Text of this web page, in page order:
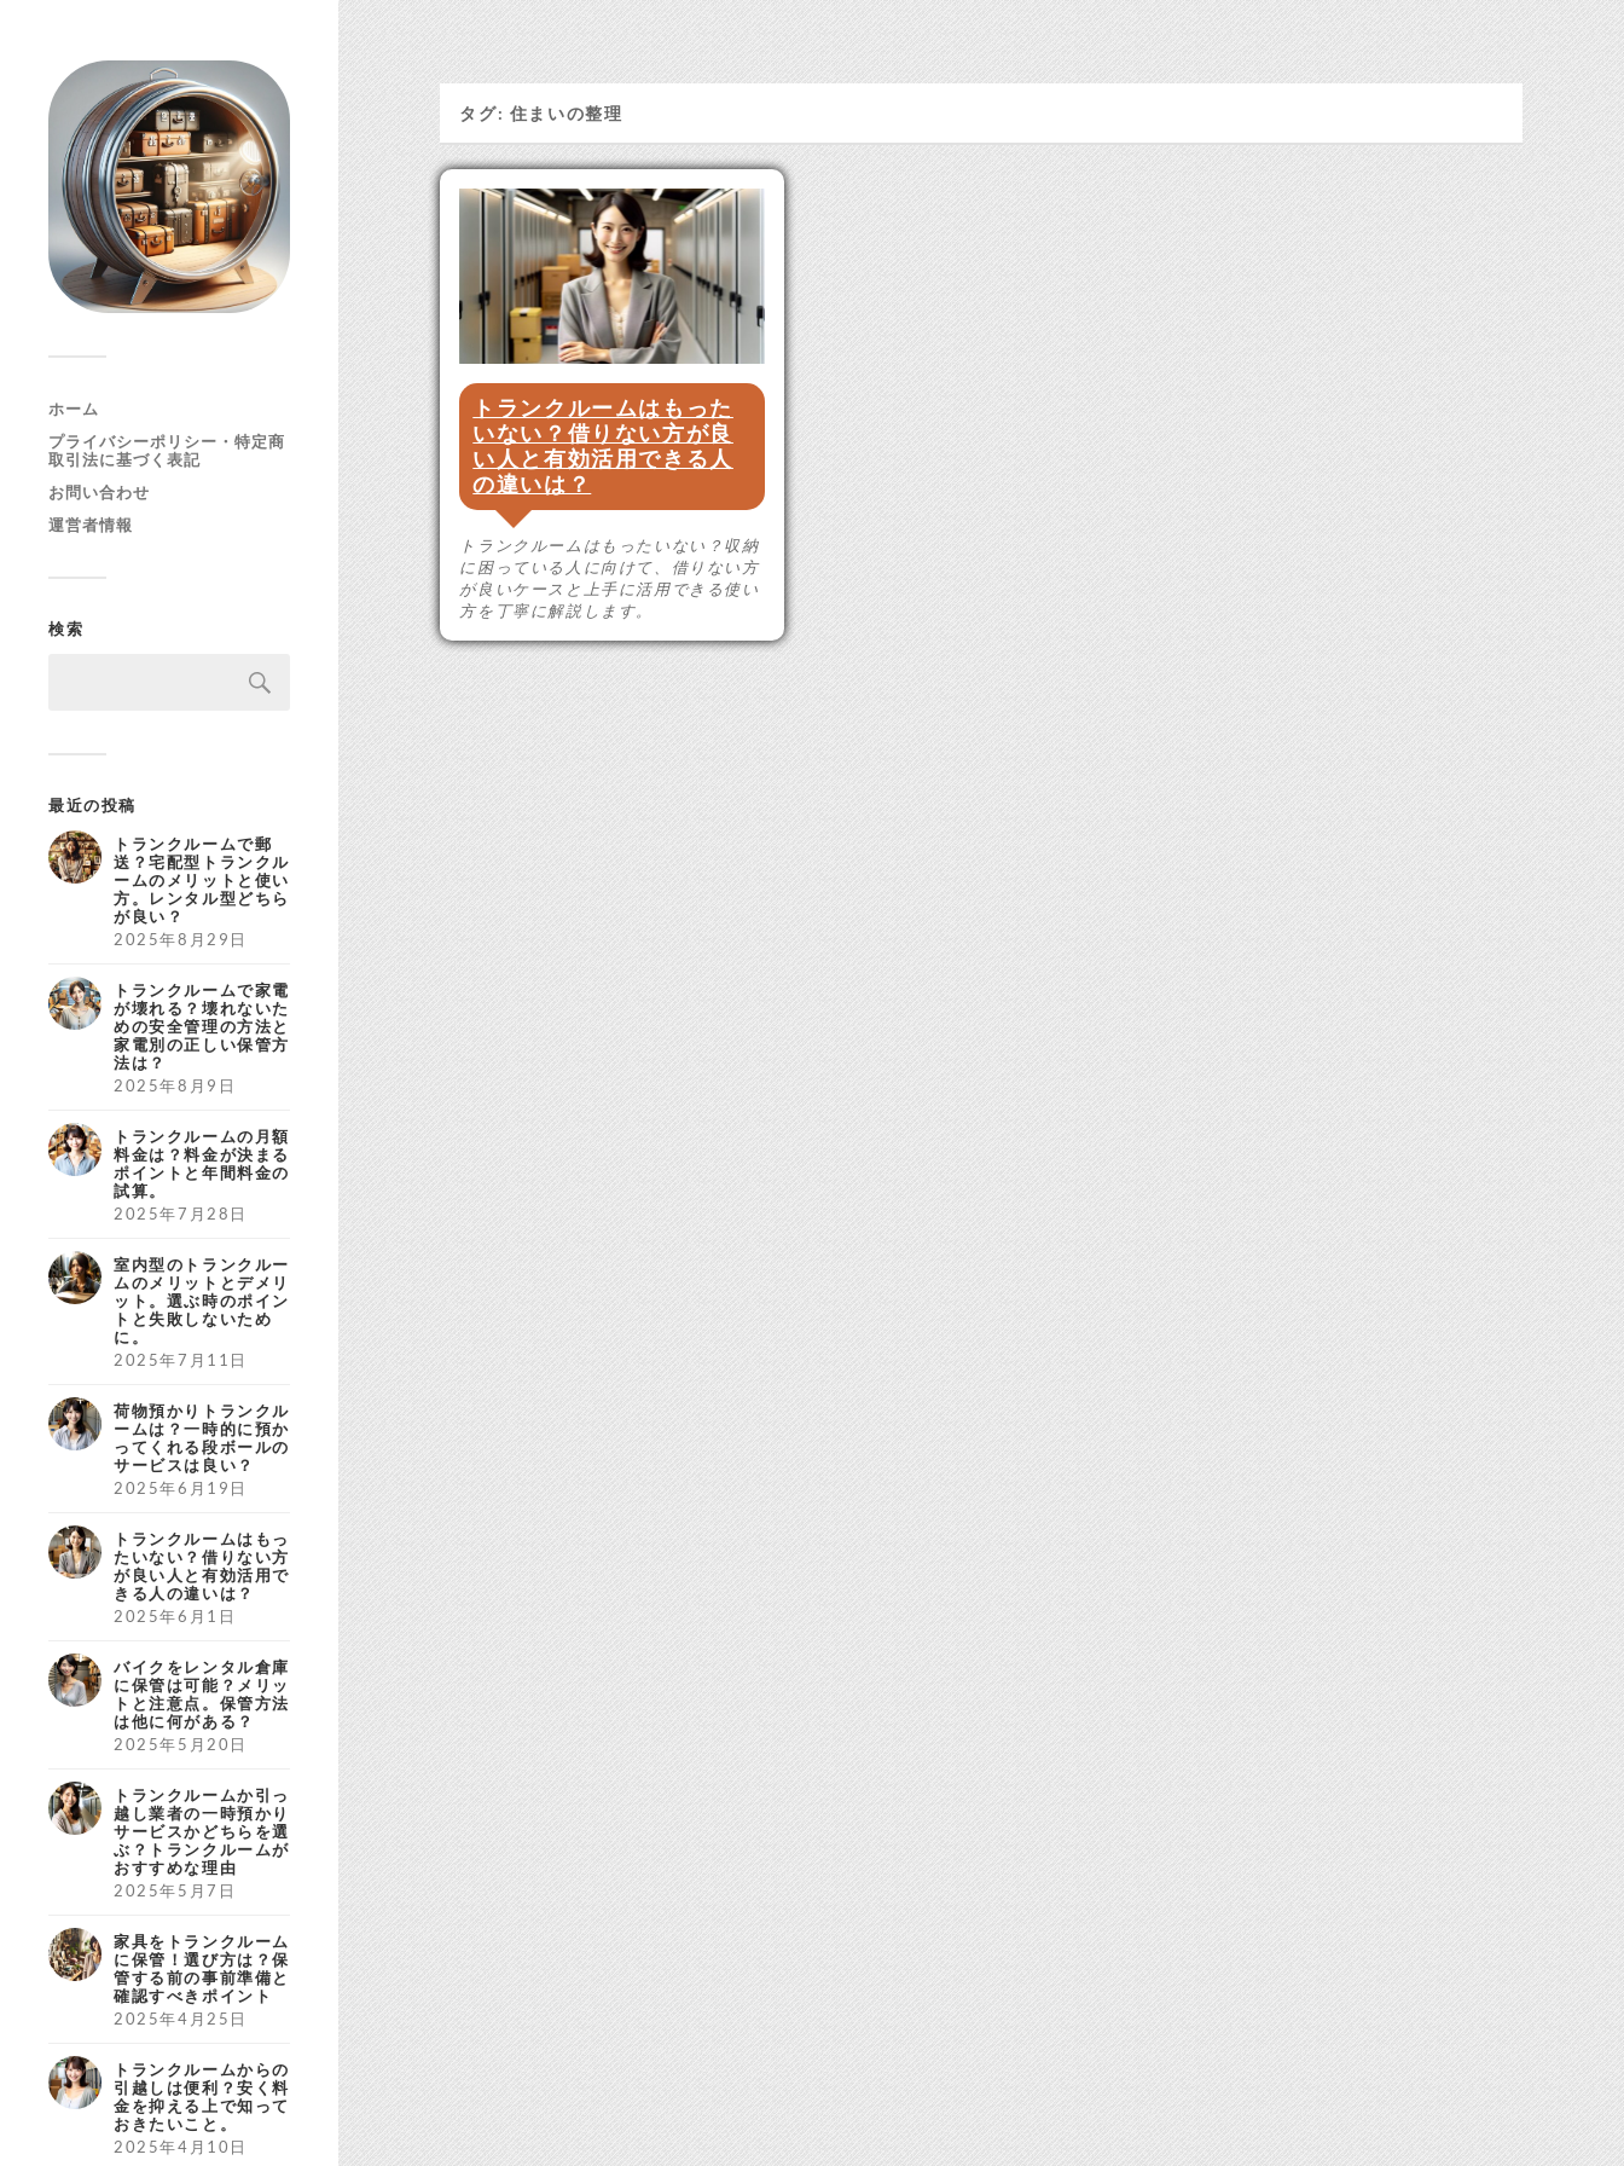
ホーム
プライバシーポリシー・特定商
取引法に基づく表記
お問い合わせ
運営者情報
検索
最近の投稿
トランクルームで郵
送？宅配型トランクル
ームのメリットと使い
方。レンタル型どちら
が良い？
2025年8月29日
トランクルームで家電
が壊れる？壊れないた
めの安全管理の方法と
家電別の正しい保管方
法は？
2025年8月9日
トランクルームの月額
料金は？料金が決まる
ポイントと年間料金の
試算。
2025年7月28日
室内型のトランクルー
ムのメリットとデメリ
ット。選ぶ時のポイン
トと失敗しないため
に。
2025年7月11日
荷物預かりトランクル
ームは？一時的に預か
ってくれる段ボールの
サービスは良い？
2025年6月19日
トランクルームはもっ
たいない？借りない方
が良い人と有効活用で
きる人の違いは？
2025年6月1日
バイクをレンタル倉庫
に保管は可能？メリッ
トと注意点。保管方法
は他に何がある？
2025年5月20日
トランクルームか引っ
越し業者の一時預かり
サービスかどちらを選
ぶ？トランクルームが
おすすめな理由
2025年5月7日
家具をトランクルーム
に保管！選び方は？保
管する前の事前準備と
確認すべきポイント
2025年4月25日
トランクルームからの
引越しは便利？安く料
金を抑える上で知って
おきたいこと。
2025年4月10日
タグ: 住まいの整理
トランクルームはもった
いない？借りない方が良
い人と有効活用できる人
の違いは？
トランクルームはもったいない？収納
に困っている人に向けて、借りない方
が良いケースと上手に活用できる使い
方を丁寧に解説します。